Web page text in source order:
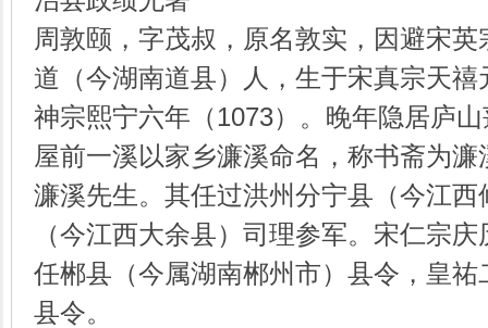
周敦颐，字茂叔，原名敦实，因避宋
道（今湖南道县）人，生于宋真宗天
神宗熙宁六年（1073）。晚年隐居庐
屋前一溪以家乡濂溪命名，称书斋为
濂溪先生。其任过洪州分宁县（今江
（今江西大余县）司理参军。宋仁宗
任郴县（今属湖南郴州市）县令，皇
县令。